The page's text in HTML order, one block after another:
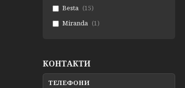
Besta
15
Miranda
1
КОНТАКТИ